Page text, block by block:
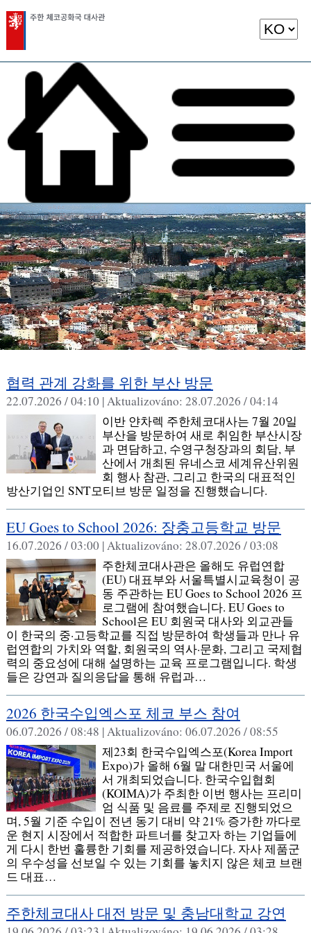
협력 관계 강화를 위한 부산 방문
22.07.2026 / 04:10 |Aktualizováno: 28.07.2026 / 04:14
이반 얀차렉 주한체코대사는 7월 20일
부산을 방문하여 새로 취임한 부산시장
과 면담하고, 수영구청장과의 회담, 부
산에서 개최된 유네스코 세계유산위원
회 행사 참관, 그리고 한국의 대표적인
방산기업인 SNT모티브 방문 일정을 진행했습니다.
EU Goes to School 2026: 장충고등학교 방문
16.07.2026 / 03:00 |Aktualizováno: 28.07.2026 / 03:08
주한체코대사관은 올해도 유럽연합
(EU) 대표부와 서울특별시교육청이 공
동 주관하는 EU Goes to School 2026 프
로그램에 참여했습니다. EU Goes to
School은 EU 회원국 대사와 외교관들
이 한국의 중·고등학교를 직접 방문하여 학생들과 만나 유
럽연합의 가치와 역할, 회원국의 역사·문화, 그리고 국제협
력의 중요성에 대해 설명하는 교육 프로그램입니다. 학생
들은 강연과 질의응답을 통해 유럽과…
2026 한국수입엑스포 체코 부스 참여
06.07.2026 / 08:48 |Aktualizováno: 06.07.2026 / 08:55
제23회 한국수입엑스포(Korea Import
Expo)가 올해 6월 말 대한민국 서울에
서 개최되었습니다. 한국수입협회
(KOIMA)가 주최한 이번 행사는 프리미
엄 식품 및 음료를 주제로 진행되었으
며, 5월 기준 수입이 전년 동기 대비 약 21% 증가한 까다로
운 현지 시장에서 적합한 파트너를 찾고자 하는 기업들에
게 다시 한번 훌륭한 기회를 제공하였습니다. 자사 제품군
의 우수성을 선보일 수 있는 기회를 놓치지 않은 체코 브랜
드 대표…
주한체코대사 대전 방문 및 충남대학교 강연